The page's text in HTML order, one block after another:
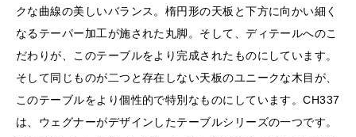
クな曲線の美しいバランス。楕円形の天板と下方に向かい細く
なるテーパー加工が施された丸脚。そして、ディテールへのこ
だわりが、このテーブルをより完成されたものにしています。
そして同じものが二つと存在しない天板のユニークな木目が、
このテーブルをより個性的で特別なものにしています。CH337
は、ウェグナーがデザインしたテーブルシリーズの一つです。